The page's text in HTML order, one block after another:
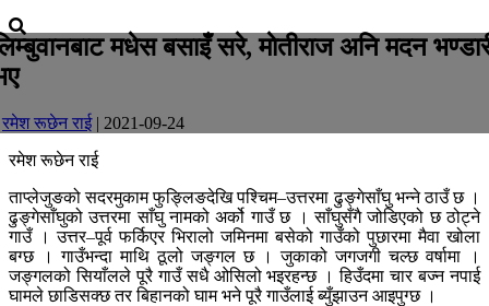
मधेस बसाइँ सरे, माेतीराज अनि मदन
रमेश रूछेन राई | 2021-09-24
रमेश रूछेन राई
ताप्लेजुङको सदरमुकाम फुङ्लिङदेखि पश्चिम–उत्तरमा ढुङ्गेसाँघु भन्ने ठाउँ छ ।
ढुङ्गेसाँघुको उत्तरमा साँघु नामको अर्को गाउँ छ । साँघुसँगै जोडिएको छ ठोट्ने
गाउँ । उत्तर–पूर्व फर्किएर भिरालो जमिनमा बसेको गाउँको पुछारमा मैवा खोला
बग्छ । गाउँभन्दा माथि ठूलो जङ्गल छ । जुकाको जगजगी चल्छ वर्षामा ।
जङ्गलको सियाँलले पूरै गाउँ सधै ओसिलो भइरहन्छ । हिउँदमा चार बज्न नपाई
घामले छाडिसक्छ तर बिहानको घाम भने पूरै गाउँलाई ब्युँझाउन आइपुग्छ ।